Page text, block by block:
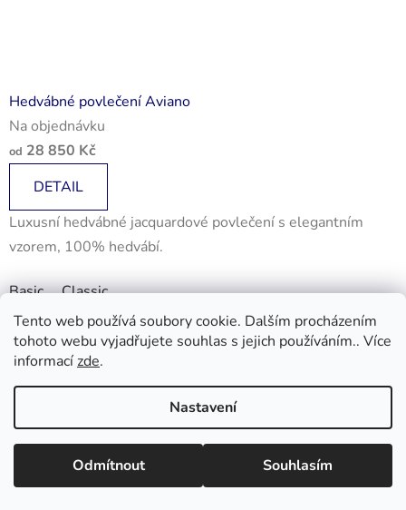
Tento web používá soubory cookie. Dalším procházením
tohoto webu vyjadřujete souhlas s jejich používáním.. Více
informacízde.
Nastavení
Odmítnout Souhlasím
Informace a objednávky : +420 733 101 333, +420 733 526 562
nebo email : gardenimpchyne@gmail.com info@polstare-deky-
Hedvábné povlečení Aviano
Na objednávku
od 28 850 Kč
DETAIL
Luxusní hedvábné jacquardové povlečení s elegantním
vzorem, 100% hedvábí.
Basic
Classic
Kód:J49B